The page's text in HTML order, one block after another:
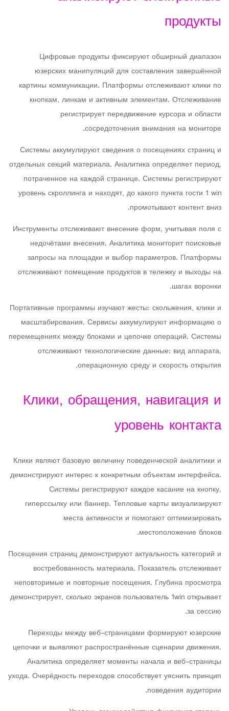
продукты
Цифровые продукты фиксируют обширный диапазон
юзерских манипуляций для составления завершённой
картины коммуникации. Платформы отслеживают клики по
кнопкам, линкам и активным элементам. Отслеживание
регистрирует передвижение курсора и области
сосредоточения внимания на мониторе.
Системы аккумулируют сведения о посещениях страниц и
отдельных секций материала. Аналитика определяет период,
потраченное на каждой странице. Системы регистрируют
уровень скроллинга и находят, до какого пункта гости 1 win
промотывают контент вниз.
Инструменты отслеживают внесение форм, учитывая поля с
недочётами внесения. Аналитика мониторит поисковые
запросы на площадки и выбор параметров. Платформы
отслеживают помещение продуктов в тележку и выходы на
шагах воронки.
Портативные программы изучают жесты: скольжения, клики и
масштабирования. Сервисы аккумулируют информацию о
перемещениях между блоками и цепочке операций. Системы
отслеживают технологические данные: вид аппарата,
операционную среду и скорость открытия.
Клики, обращения, навигация и
уровень контакта
Клики являют базовую величину поведенческой аналитики и
демонстрируют интерес к конкретным объектам интерфейса.
Системы регистрируют каждое касание на кнопку,
гиперссылку или баннер. Тепловые карты визуализируют
места активности и помогают оптимизировать
местоположение блоков.
Посещения страниц демонстрируют актуальность категорий и
востребованность материала. Показатель отслеживает
неповторимые и повторные посещения. Глубина просмотра
демонстрирует, сколько экранов пользователь 1win открывает
за сессию.
Переходы между веб-страницами формируют юзерские
цепочки и выявляют распространённые сценарии движения.
Аналитика определяет моменты начала и веб-страницы
ухода. Очерёдность переходов способствует уяснить принцип
поведения аудитории.